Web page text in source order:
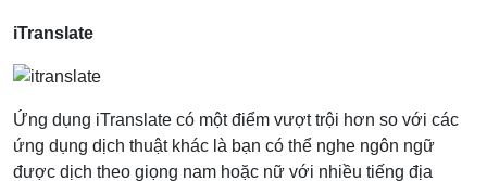
iTranslate
Ứng dụng iTranslate có một điểm vượt trội hơn so với các
ứng dụng dịch thuật khác là bạn có thể nghe ngôn ngữ
được dịch theo giọng nam hoặc nữ với nhiều tiếng địa